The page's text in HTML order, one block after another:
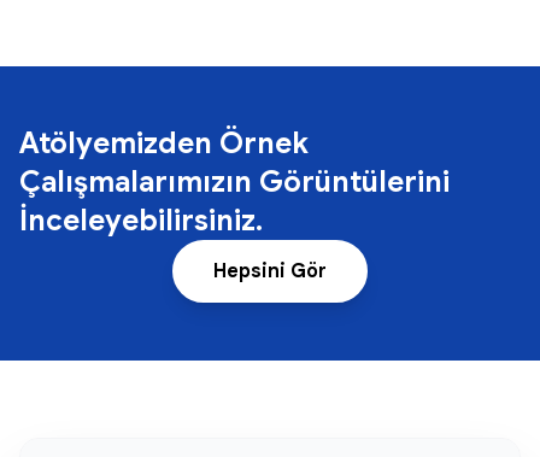
Atölyemizden Örnek
Çalışmalarımızın Görüntülerini
İnceleyebilirsiniz.
Hepsini Gör